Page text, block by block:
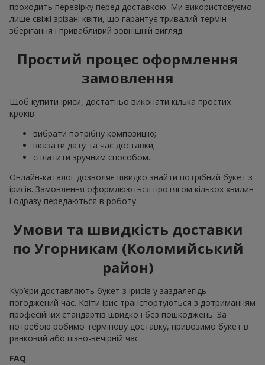
проходить перевірку перед доставкою. Ми використовуємо
лише свіжі зрізані квіти, що гарантує тривалий термін
зберігання і привабливий зовнішній вигляд.
Простий процес оформлення
замовлення
Щоб купити іриси, достатньо виконати кілька простих
кроків:
вибрати потрібну композицію;
вказати дату та час доставки;
сплатити зручним способом.
Онлайн-каталог дозволяє швидко знайти потрібний букет з
ірисів. Замовлення оформлюються протягом кількох хвилин
і одразу передаються в роботу.
Умови та швидкість доставки
по Угорникам (Коломийський
район)
Кур’єри доставляють букет з ірисів у заздалегідь
погоджений час. Квіти ірис транспортуються з дотриманням
професійних стандартів швидко і без пошкоджень. За
потребою робимо термінову доставку, привозимо букет в
ранковий або пізно-вечірній час.
FAQ